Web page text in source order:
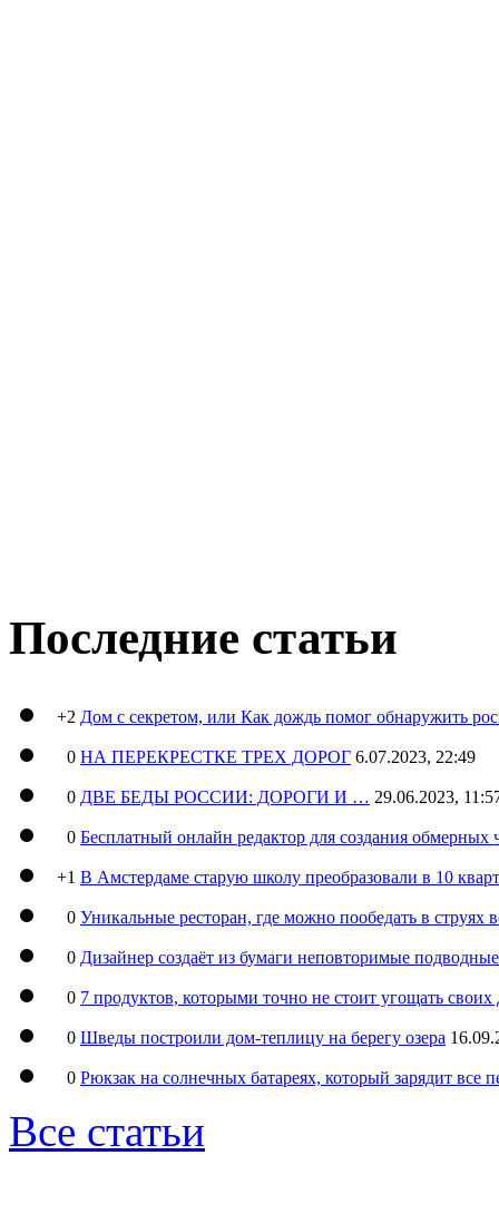
Последние статьи
+2 Дом с секретом, или Как дождь помог обнаружить
0 НА ПЕРЕКРЕСТКЕ ТРЕХ ДОРОГ 6.07.2023, 22:49
0 ДВЕ БЕДЫ РОССИИ: ДОРОГИ И … 29.06.2023,
0 Бесплатный онлайн редактор для создания обмерных
+1 В Амстердаме старую школу преобразовали в 10
0 Уникальные ресторан, где можно пообедать в струях
0 Дизайнер создаёт из бумаги неповторимые
0 7 продуктов, которыми точно не стоит угощать
0 Шведы построили дом-теплицу на берегу озера
0 Рюкзак на солнечных батареях, который зарядит все
Все статьи